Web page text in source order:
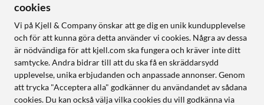
cookies
Vi på Kjell & Company önskar att ge dig en unik kundupplevelse
och för att kunna göra detta använder vi cookies. Några av dessa
är nödvändiga för att kjell.com ska fungera och kräver inte ditt
samtycke. Andra bidrar till att du ska få en skräddarsydd
upplevelse, unika erbjudanden och anpassade annonser. Genom
att trycka "Acceptera alla" godkänner du användandet av sådana
cookies. Du kan också välja vilka cookies du vill godkänna via